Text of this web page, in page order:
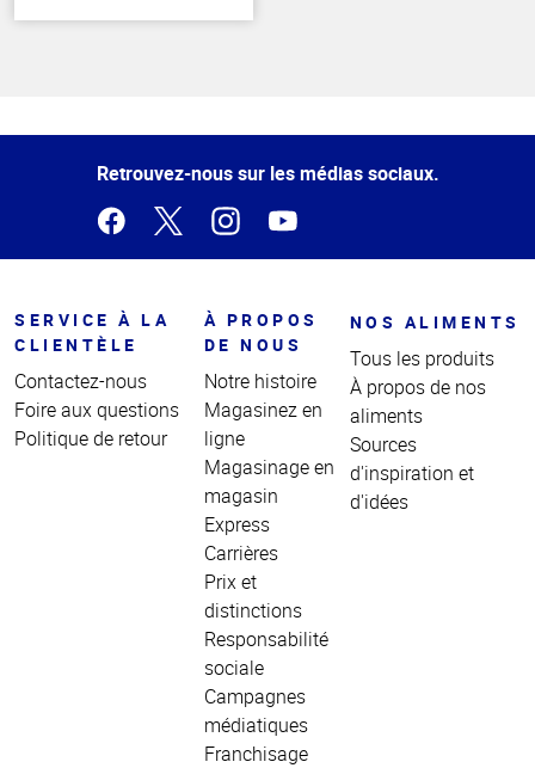
de la
Retrouvez-nous sur les médias sociaux.
SERVICE À LA
CLIENTÈLE
Contactez-nous
Foire aux questions
Politique de retour
À PROPOS
DE NOUS
Notre histoire
Magasinez en
ligne
Magasinage en
magasin
Express
Carrières
Prix et
distinctions
Responsabilité
sociale
Campagnes
médiatiques
Franchisage
NOS ALIMENTS
Tous les produits
À propos de nos
aliments
Sources
d'inspiration et
d'idées